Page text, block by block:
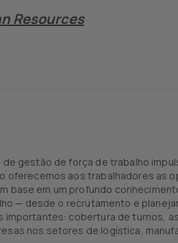
Resources
gestão de força de trabalho
oferecemos aos trabalhadores as
base em um profundo
— desde o recrutamento e
importantes: cobertura de turnos,
nos setores de logística,